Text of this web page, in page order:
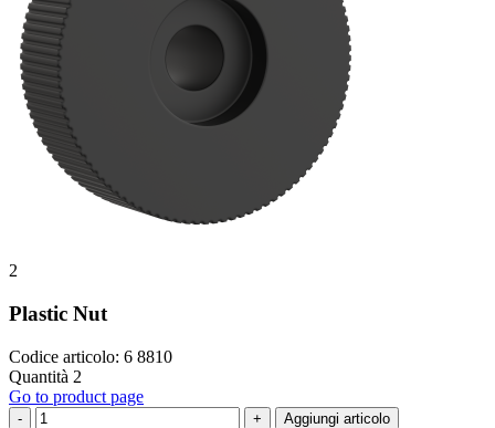
2
Plastic Nut
Codice articolo: 6 8810
Quantità 2
Go to product page
- + Aggiungi articolo